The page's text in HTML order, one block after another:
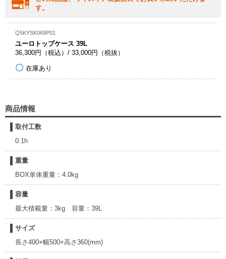
す。
Q5KYSK069P01
ユーロトップケース 39L
36,300円（税込）/ 33,000円（税抜）
在庫あり
商品情報
取付工数
0.1h
重量
BOX単体重量：4.0kg
容量
最大積載量：3kg 容量：39L
サイズ
長さ400×幅500×高さ360(mm)